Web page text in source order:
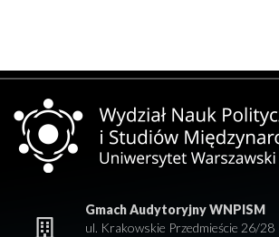
Gmach Audytoryjny WNPISM
ul. Krakowskie Przedmieście 26/28